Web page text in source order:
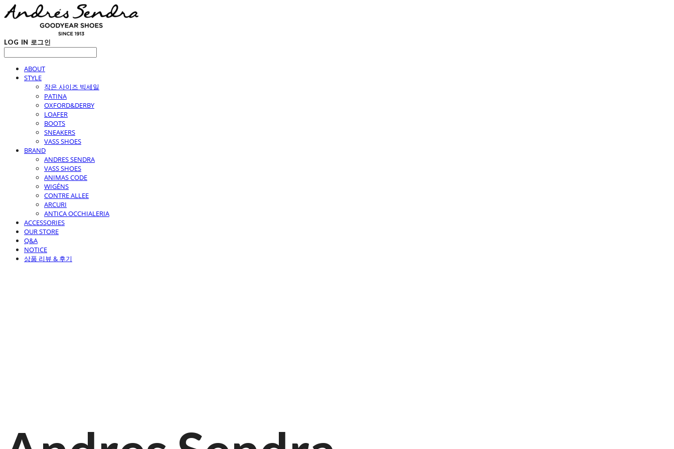
LOG IN 로그인
ABOUT
STYLE
작은 사이즈 빅세일
PATINA
OXFORD&DERBY
LOAFER
BOOTS
SNEAKERS
VASS SHOES
BRAND
ANDRES SENDRA
VASS SHOES
ANIMAS CODE
WIGÉNS
CONTRE ALLEE
ARCURI
ANTICA OCCHIALERIA
ACCESSORIES
OUR STORE
Q&A
NOTICE
상품 리뷰 & 후기